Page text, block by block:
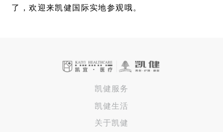
了，欢迎来凯健国际实地参观哦。
凯健服务
凯健生活
关于凯健